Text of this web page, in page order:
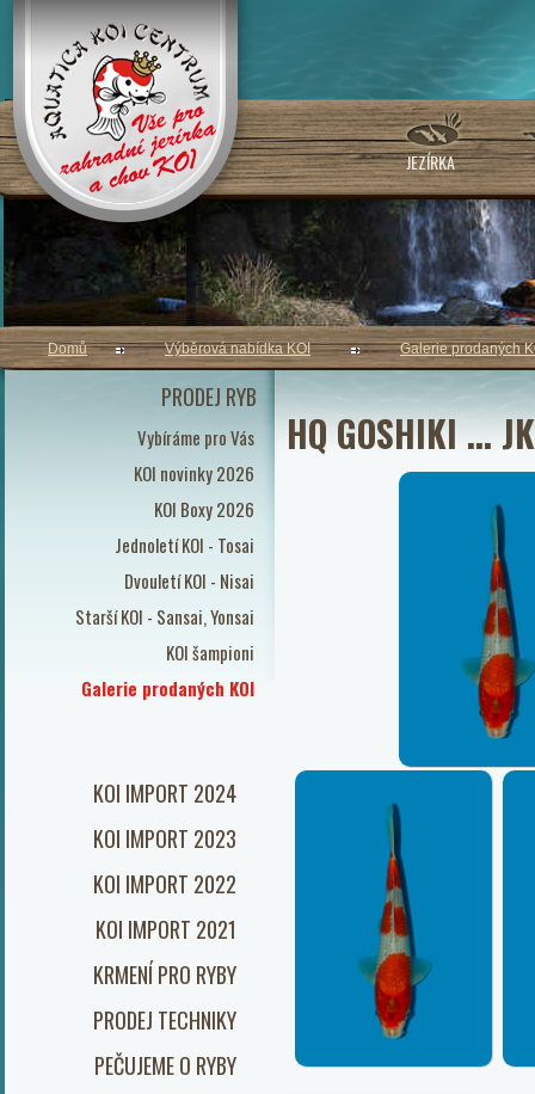
JEZÍRKA
PRODEJ RYB
Vybíráme pro Vás
KOI novinky 2026
KOI Boxy 2026
Jednoletí KOI - Tosai
Dvouletí KOI - Nisai
Starší KOI - Sansai, Yonsai
KOI šampioni
Galerie prodaných KOI
KOI IMPORT 2024
KOI IMPORT 2023
KOI IMPORT 2022
KOI IMPORT 2021
KRMENÍ PRO RYBY
PRODEJ TECHNIKY
PEČUJEME O RYBY
Domů Výběrová nabídka KOI Galerie prodaných
HQ GOSHIKI ...